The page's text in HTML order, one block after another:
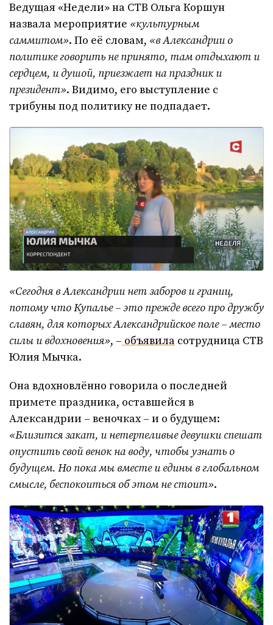
Ведущая «Недели» на СТВ Ольга Коршун
назвала мероприятие «культурным
саммитом». По её словам, «в Александрии о
политике говорить не принято, там отдыхают и
сердцем, и душой, приезжает на праздник и
президент». Видимо, его выступление с
трибуны под политику не подпадает.
«Сегодня в Александрии нет заборов и границ,
потому что Купалье – это прежде всего про дружбу
славян, для которых Александрийское поле – место
силы и вдохновения», – объявила сотрудница СТВ
Юлия Мычка.
Она вдохновлённо говорила о последней
примете праздника, оставшейся в
Александрии – веночках – и о будущем:
«Близится закат, и нетерпеливые девушки спешат
опустить свой венок на воду, чтобы узнать о
будущем. Но пока мы вместе и едины в глобальном
смысле, беспокоиться об этом не стоит».